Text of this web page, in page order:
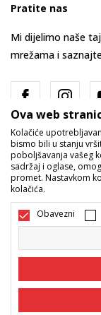
Pratite nas
Mi dijelimo naše
mrežama i
Bosna i
Nastojimo da
samih cijena, ali ne
Ova web
Kolačiće
bismo bili u stanju
poboljšavanja vašeg
sadržaj i oglase,
promet. Nastavkom
kolačića.
Obavezni